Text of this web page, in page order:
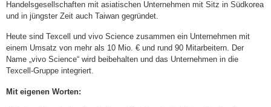
Handelsgesellschaften mit asiatischen Unternehmen mit Sitz in Südkorea
und in jüngster Zeit auch Taiwan gegründet.
Heute sind Texcell und vivo Science zusammen ein Unternehmen mit
einem Umsatz von mehr als 10 Mio. € und rund 90 Mitarbeitern. Der
Name „vivo Science“ wird beibehalten und das Unternehmen in die
Texcell-Gruppe integriert.
Mit eigenen Worten: